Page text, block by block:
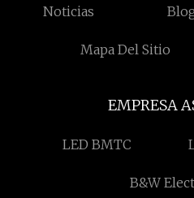
Noticias
Mapa Del Sitio
EMPRESA
LED BMTC
B&W